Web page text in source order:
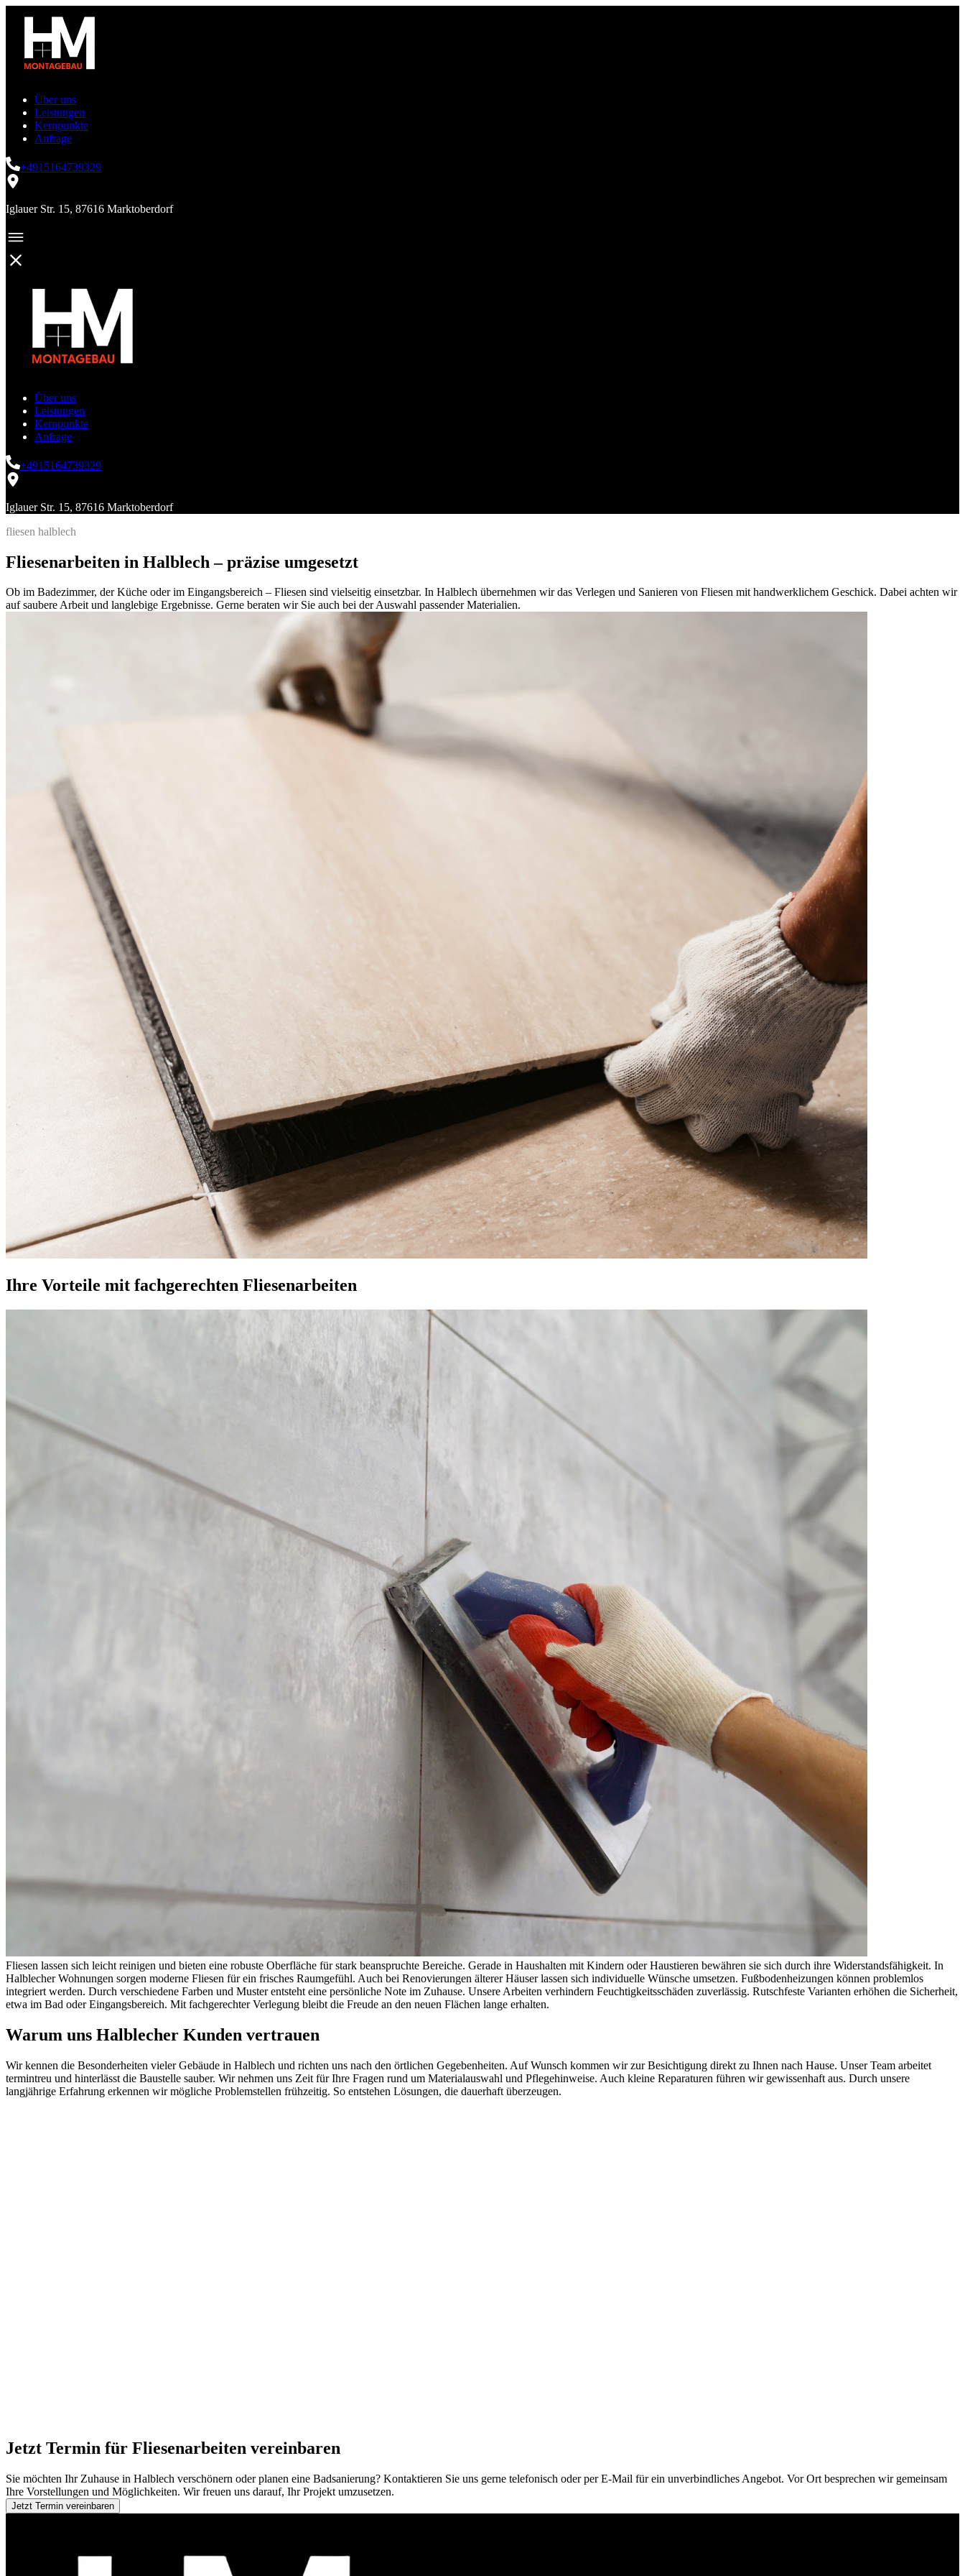
Über uns
Leistungen
Kernpunkte
Anfrage
+4915164739329
Iglauer Str. 15, 87616 Marktoberdorf
Über uns
Leistungen
Kernpunkte
Anfrage
+4915164739329
Iglauer Str. 15, 87616 Marktoberdorf
fliesen halblech
Fliesenarbeiten in Halblech – präzise umgesetzt
Ob im Badezimmer, der Küche oder im Eingangsbereich – Fliesen sind vielseitig einsetzbar. In Halblech übernehmen wir das Verlegen und Sanieren von Fliesen mit handwerklichem Geschick. Dabei achten wir
auf saubere Arbeit und langlebige Ergebnisse. Gerne beraten wir Sie auch bei der Auswahl passender Materialien.
Ihre Vorteile mit fachgerechten Fliesenarbeiten
Fliesen lassen sich leicht reinigen und bieten eine robuste Oberfläche für stark beanspruchte Bereiche. Gerade in Haushalten mit Kindern oder Haustieren bewähren sie sich durch ihre Widerstandsfähigkeit. In
Halblecher Wohnungen sorgen moderne Fliesen für ein frisches Raumgefühl. Auch bei Renovierungen älterer Häuser lassen sich individuelle Wünsche umsetzen. Fußbodenheizungen können problemlos
integriert werden. Durch verschiedene Farben und Muster entsteht eine persönliche Note im Zuhause. Unsere Arbeiten verhindern Feuchtigkeitsschäden zuverlässig. Rutschfeste Varianten erhöhen die Sicherheit,
etwa im Bad oder Eingangsbereich. Mit fachgerechter Verlegung bleibt die Freude an den neuen Flächen lange erhalten.
Warum uns Halblecher Kunden vertrauen
Wir kennen die Besonderheiten vieler Gebäude in Halblech und richten uns nach den örtlichen Gegebenheiten. Auf Wunsch kommen wir zur Besichtigung direkt zu Ihnen nach Hause. Unser Team arbeitet
termintreu und hinterlässt die Baustelle sauber. Wir nehmen uns Zeit für Ihre Fragen rund um Materialauswahl und Pflegehinweise. Auch kleine Reparaturen führen wir gewissenhaft aus. Durch unsere
langjährige Erfahrung erkennen wir mögliche Problemstellen frühzeitig. So entstehen Lösungen, die dauerhaft überzeugen.
Jetzt Termin für Fliesenarbeiten vereinbaren
Sie möchten Ihr Zuhause in Halblech verschönern oder planen eine Badsanierung? Kontaktieren Sie uns gerne telefonisch oder per E-Mail für ein unverbindliches Angebot. Vor Ort besprechen wir gemeinsam
Ihre Vorstellungen und Möglichkeiten. Wir freuen uns darauf, Ihr Projekt umzusetzen.
Jetzt Termin vereinbaren